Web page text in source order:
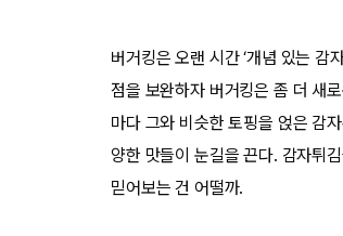
버거킹은 오랜 시간 ‘개념 있는 감
점을 보완하자 버거킹은 좀 더 새
마다 그와 비슷한 토핑을 얹은 감
양한 맛들이 눈길을 끈다. 감자튀
믿어보는 건 어떨까.